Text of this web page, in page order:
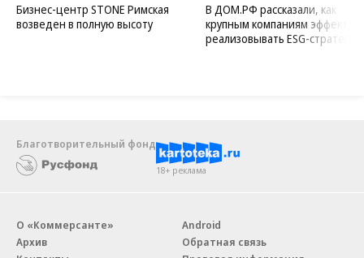
Бизнес-центр STONE Римская
возведен в полную высоту
В ДОМ.РФ рассказали, как
крупным компаниям
реализовывать ESG-стратегию
Благотворительный фонд
18+ реклама
О «Коммерсанте»
Архив
Android
Обратная связь